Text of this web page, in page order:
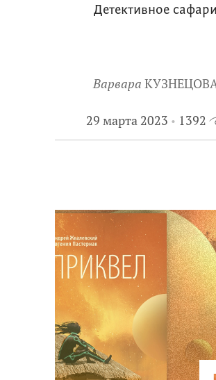
читает и решает, писать или
заинтересовать сразу
книжных экспертов.
взглядами на мир.
Знакомьтесь с работами
экспертов XXI века – и с
книгами для
Детективное сафари
Варвара
29 марта 2023 1392